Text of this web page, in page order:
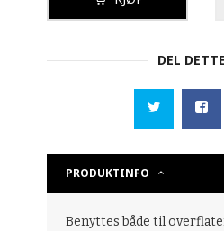
DEL DETTE
PRODUKTINFO
Benyttes både til